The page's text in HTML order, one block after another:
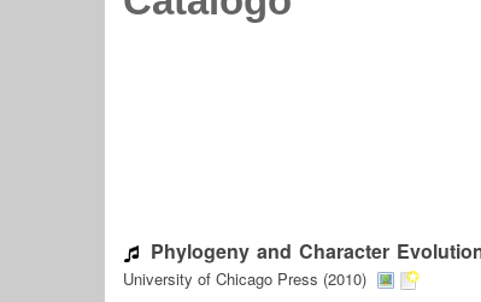
Phylogeny and Character
University of Chicago Press (2010)